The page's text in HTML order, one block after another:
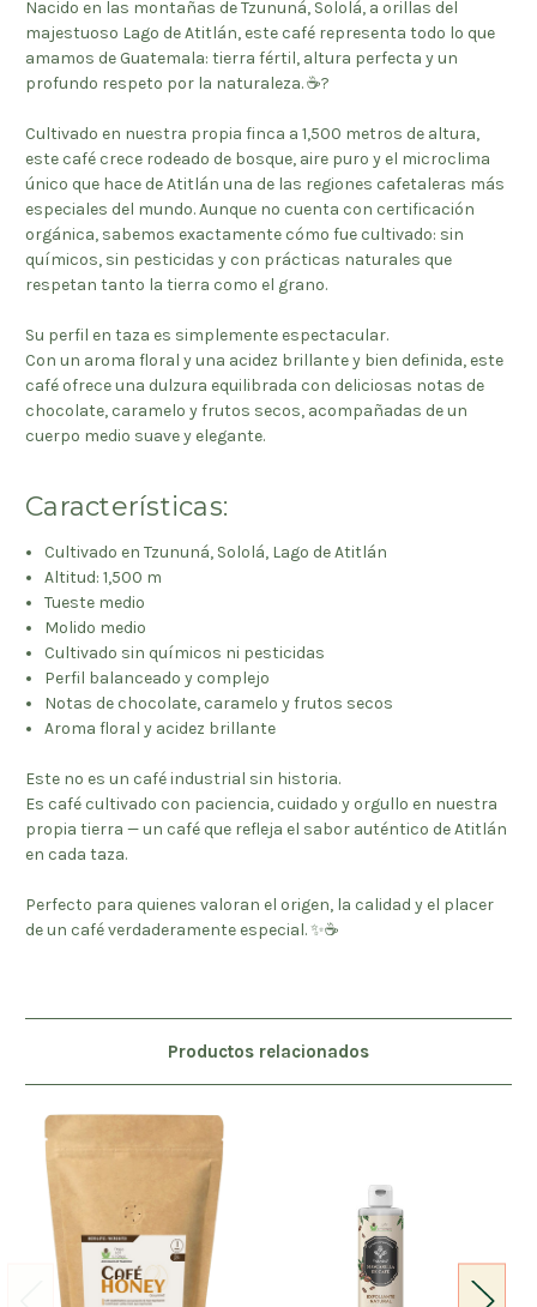
Nacido en las montañas de Tzununá, Sololá, a orillas del
majestuoso Lago de Atitlán, este café representa todo lo que
amamos de Guatemala: tierra fértil, altura perfecta y un
profundo respeto por la naturaleza. ☕?
Cultivado en nuestra propia finca a 1,500 metros de altura,
este café crece rodeado de bosque, aire puro y el microclima
único que hace de Atitlán una de las regiones cafetaleras más
especiales del mundo. Aunque no cuenta con certificación
orgánica, sabemos exactamente cómo fue cultivado: sin
químicos, sin pesticidas y con prácticas naturales que
respetan tanto la tierra como el grano.
Su perfil en taza es simplemente espectacular.
Con un aroma floral y una acidez brillante y bien definida, este
café ofrece una dulzura equilibrada con deliciosas notas de
chocolate, caramelo y frutos secos, acompañadas de un
cuerpo medio suave y elegante.
Características:
Cultivado en Tzununá, Sololá, Lago de Atitlán
Altitud: 1,500 m
Tueste medio
Molido medio
Cultivado sin químicos ni pesticidas
Perfil balanceado y complejo
Notas de chocolate, caramelo y frutos secos
Aroma floral y acidez brillante
Este no es un café industrial sin historia.
Es café cultivado con paciencia, cuidado y orgullo en nuestra
propia tierra — un café que refleja el sabor auténtico de Atitlán
en cada taza.
Perfecto para quienes valoran el origen, la calidad y el placer
de un café verdaderamente especial. ✨☕
Productos relacionados